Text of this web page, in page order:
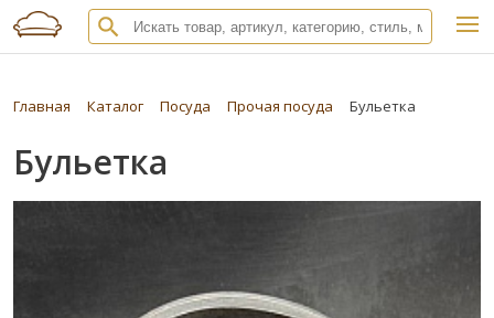
Главная Каталог Посуда Прочая посуда Бульетка
Бульетка